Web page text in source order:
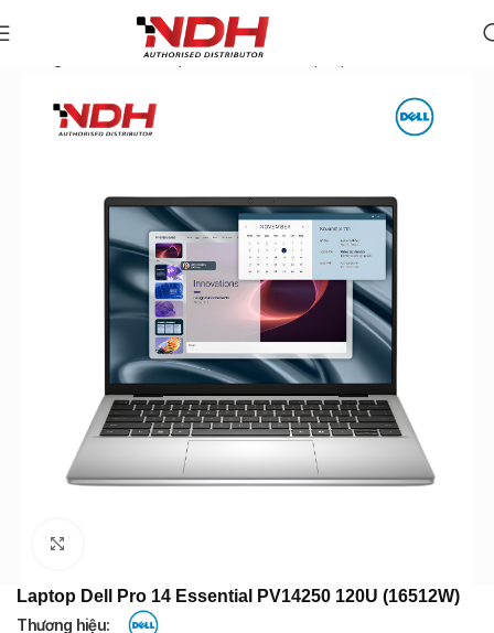
Danh Mục Sản Phẩm
Laptop Dell Pro 14 Essential PV14250 120U (16512W)
Thương hiệu: